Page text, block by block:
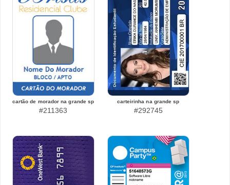
cartão de morador na grande sp
#211363
carteirinha na grande sp
#292745